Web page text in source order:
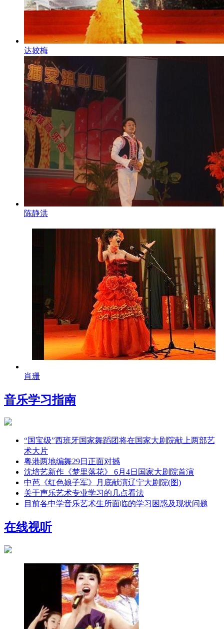
达姣梅
陈静洪
肖珊
音乐学习指南
“国宝级”西班牙国家舞蹈团将在国家大剧院献上两部艺
术大片
粤港两地编舞29日正面对撼
沈培艺新作《梦里落花》 6月4日国家大剧院首演
中芭《红色娘子军》月底献演辽宁大剧院(图)
关于声乐艺术专业学习的几点看法
目前各中学音乐艺术生所面临的学习困惑及现状问题
在线视听